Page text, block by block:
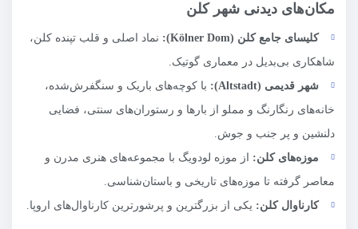
مکان‌های دیدنی شهر کلن
کلیسای جامع کلن (Kölner Dom
): نماد اصلی و قلب تپنده کلن،
شاهکاری بی‌بدیل در معماری گوتیک.
شهر قدیمی (Altstadt
): با کوچه‌های باریک و سنگفرش‌شده،
خانه‌های رنگارنگ و مملو از بارها و رستوران‌های سنتی، فضایی
دلنشین و پر جنب و جوش.
موزه‌های کلن: از موزه لودویگ با مجموعه‌های هنری مدرن و
معاصر گرفته تا موزه‌های تاریخی و باستان‌شناسی.
کارناوال کلن: یکی از بزرگترین و پرشورترین کارناوال‌های اروپا.